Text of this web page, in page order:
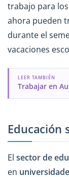
trabajo para
ahora pueden
durante el
vacaciones
LEER TAMBIÉN
Trabajar en
Educación
El sector de
en